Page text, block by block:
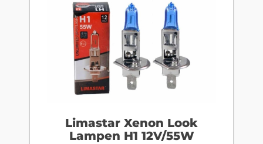
Limastar Xenon Look
Lampen H1 12V/55W